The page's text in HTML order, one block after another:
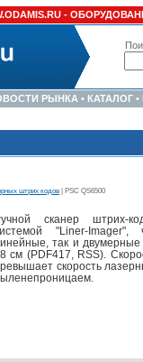
-
РЫНКА • КАТАЛОГ •
штрих кодов | PSC QS6500
сканер штрих-
"Liner-Imager",
так и
см (PDF417, RSS).
скорость